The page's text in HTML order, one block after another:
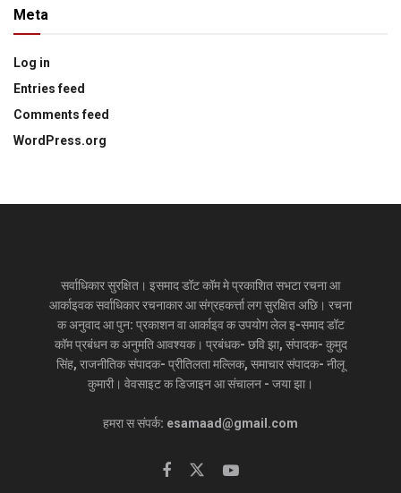
Meta
Log in
Entries feed
Comments feed
WordPress.org
सर्वाधिकार सुरक्षित। इसमाद डॉट कॉम मे प्रकाशित सभटा रचना आ
आर्काइवक सर्वाधिकार रचनाकार आ संग्रहकर्त्ता लग सुरक्षित अछि। रचना
क अनुवाद आ पुन: प्रकाशन वा आर्काइव क उपयोग लेल इ-समाद डॉट
कॉम प्रबंधन क अनुमति आवश्यक। प्रबंधक- छवि झा, संपादक- कुमुद
सिंह, राजनीतिक संपादक- प्रीतिलता मल्लिक, समाचार संपादक- नीलू
कुमारी। वेवसाइट क डिजाइन आ संचालन - जया झा।
हमरा स संपर्क: esamaad@gmail.com